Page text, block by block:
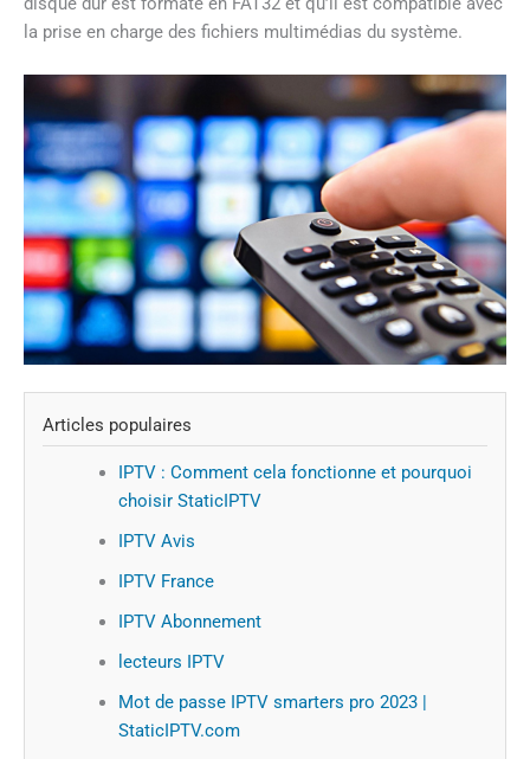
la prise en charge des fichiers multimédias du système.
Articles populaires
IPTV : Comment cela fonctionne et pourquoi
choisir StaticIPTV
IPTV Avis
IPTV France
IPTV Abonnement
lecteurs IPTV
Mot de passe IPTV smarters pro 2023 |
StaticIPTV.com